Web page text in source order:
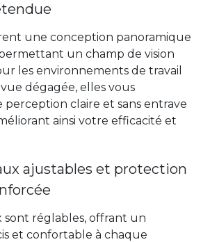
une conception panoramique
un champ de vision
les environnements de travail
dégagée, elles vous
perception claire et sans entrave
ainsi votre efficacité et
ajustables et protection
sont réglables, offrant un
et confortable à chaque